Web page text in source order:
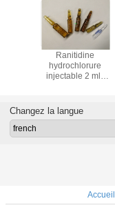
Ranitidine
hydrochlorure
injectable 2 ml /
Changez la langue
Accueil